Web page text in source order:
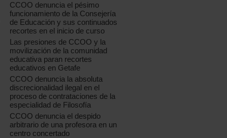
CCOO denuncia el pésimo
funcionamiento de la Consejería
de Educación y sus continuados
recortes en el inicio de curso
Las presiones de CCOO y la
movilización de la comunidad
educativa paran recortes
educativos en Getafe
CCOO denuncia la absoluta
discrecionalidad ilegal en el
proceso de contrataciones de la
especialidad de Filosofía
CCOO denuncia el despido
arbitrario de una profesora en un
centro concertado